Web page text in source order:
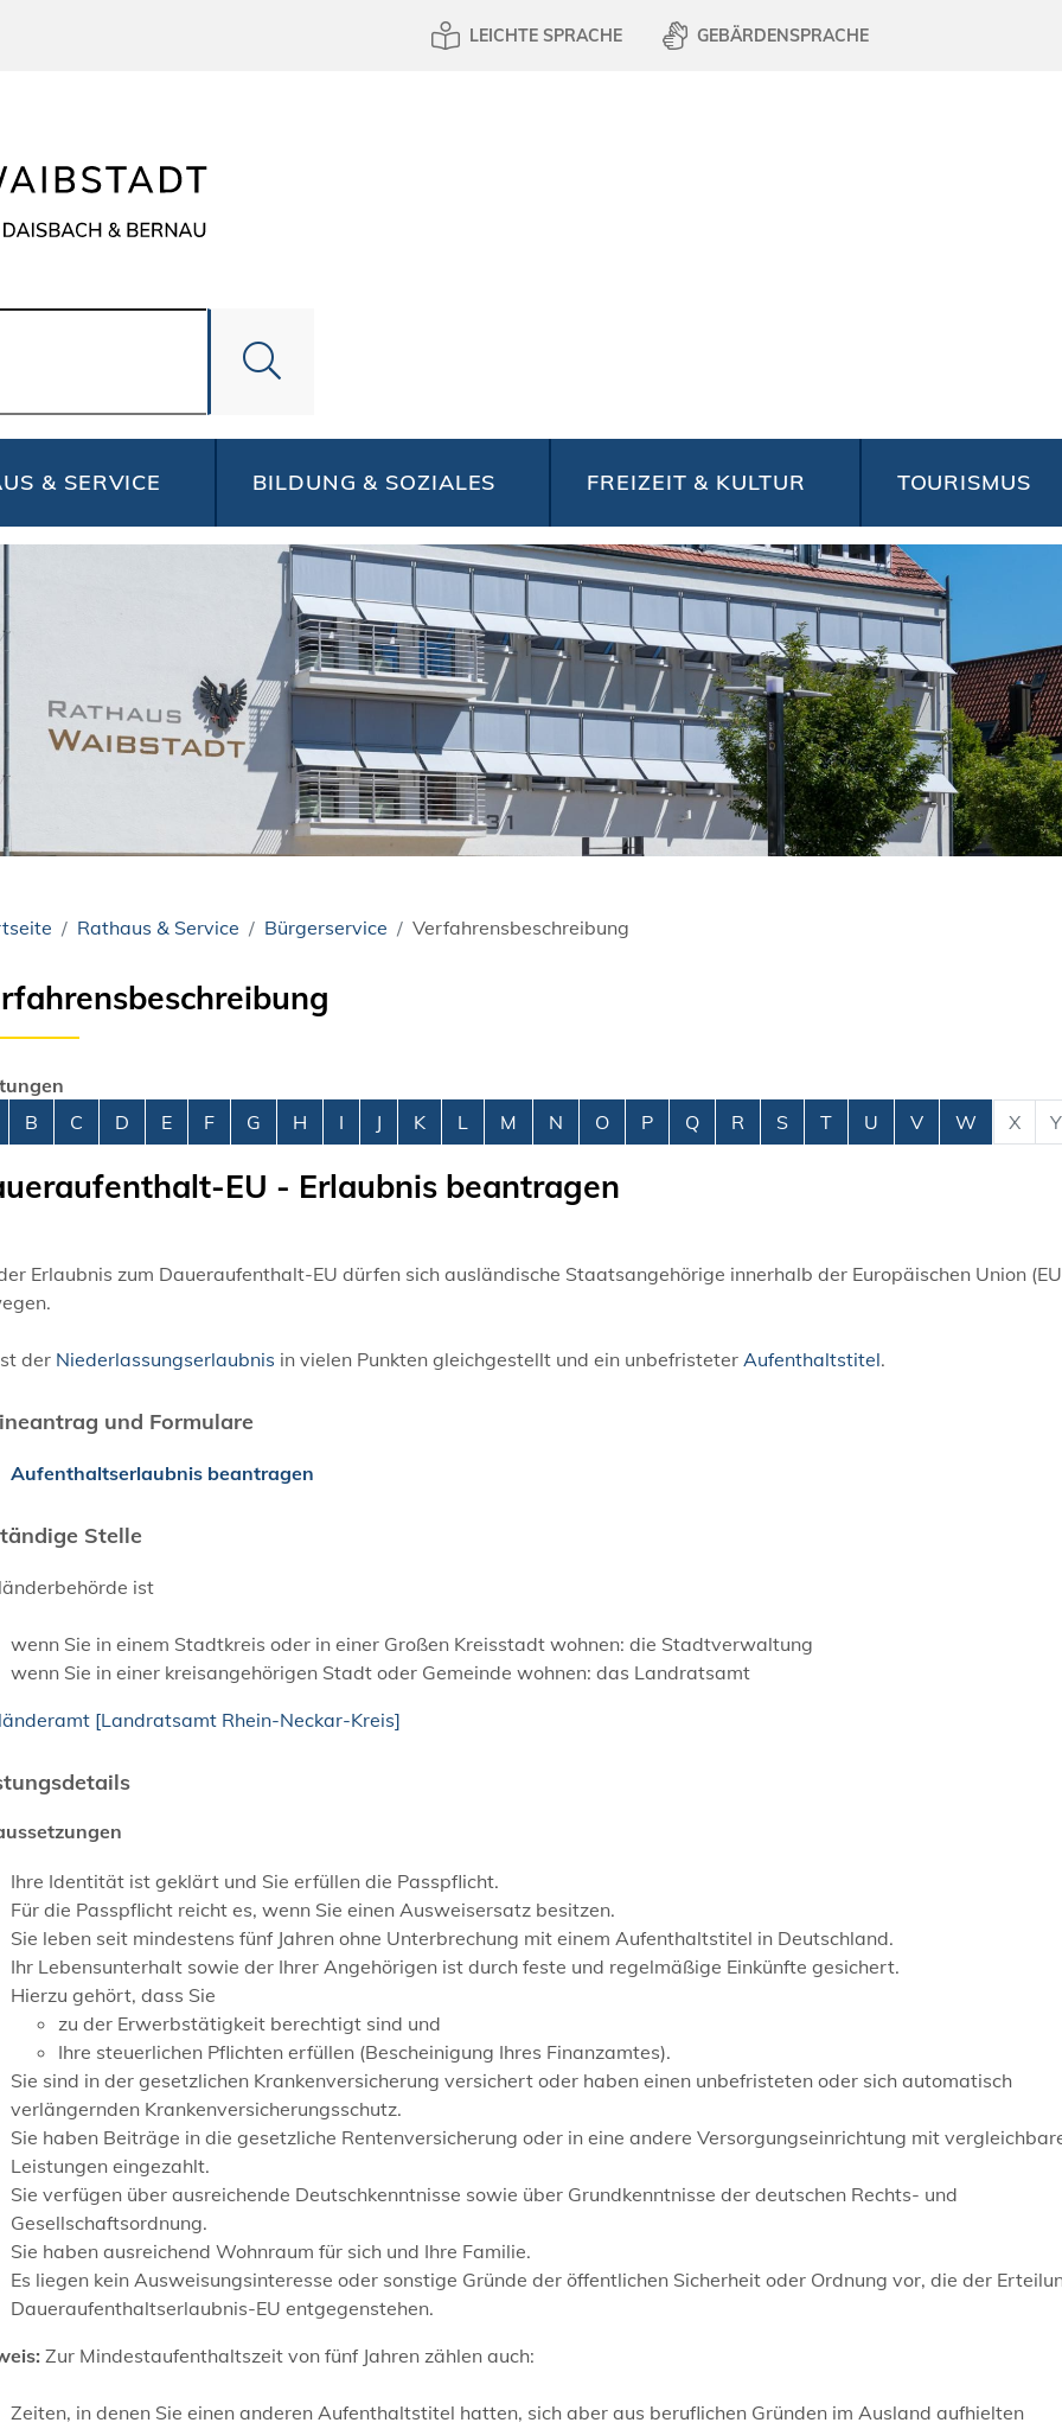
LEICHTE SPRACHE GEBÄRDENSPRACHE
& SERVICE BILDUNG & SOZIALES FREIZEIT & KULTUR TOURISMUS
Rathaus & Service Bürgerservice Verfahrensbeschreibung
Register überspringen
B C D E F G H I J K L M N O P Q R S T U V W X Y
EU - Erlaubnis beantragen
Erlaubnis zum Daueraufenthalt-EU dürfen sich ausländische Staatsangehörige innerhalb der Europäischen Union
der Niederlassungserlaubnis in vielen Punkten gleichgestellt und ein unbefristeter Aufenthaltstitel.
und Formulare
Aufenthaltserlaubnis beantragen
Stelle
ist
wenn Sie in einem Stadtkreis oder in einer Großen Kreisstadt wohnen: die Stadtverwaltung
wenn Sie in einer kreisangehörigen Stadt oder Gemeinde wohnen: das Landratsamt
[Landratsamt Rhein-Neckar-Kreis]
Ihre Identität ist geklärt und Sie erfüllen die Passpflicht.
Für die Passpflicht reicht es, wenn Sie einen Ausweisersatz besitzen.
Sie leben seit mindestens fünf Jahren ohne Unterbrechung mit einem Aufenthaltstitel in Deutschland.
Ihr Lebensunterhalt sowie der Ihrer Angehörigen ist durch feste und regelmäßige Einkünfte gesichert.
Hierzu gehört, dass Sie
zu der Erwerbstätigkeit berechtigt sind und
Ihre steuerlichen Pflichten erfüllen (Bescheinigung Ihres Finanzamtes).
Sie sind in der gesetzlichen Krankenversicherung versichert oder haben einen unbefristeten oder sich automatisch
verlängernden Krankenversicherungsschutz.
Sie haben Beiträge in die gesetzliche Rentenversicherung oder in eine andere Versorgungseinrichtung mit
Leistungen eingezahlt.
Sie verfügen über ausreichende Deutschkenntnisse sowie über Grundkenntnisse der deutschen Rechts- und
Gesellschaftsordnung.
Sie haben ausreichend Wohnraum für sich und Ihre Familie.
Es liegen kein Ausweisungsinteresse oder sonstige Gründe der öffentlichen Sicherheit oder Ordnung vor, die der
Daueraufenthaltserlaubnis-EU entgegenstehen.
Zur Mindestaufenthaltszeit von fünf Jahren zählen auch:
Zeiten, in denen Sie einen anderen Aufenthaltstitel hatten, sich aber aus beruflichen Gründen im Ausland aufhielten